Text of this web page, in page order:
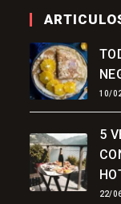
10/
5
22/